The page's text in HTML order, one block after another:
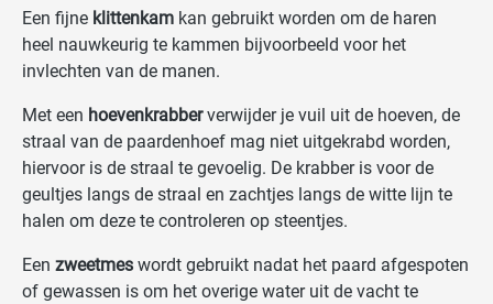
Een fijne klittenkam kan gebruikt worden om de haren
heel nauwkeurig te kammen bijvoorbeeld voor het
invlechten van de manen.
Met een hoevenkrabberverwijder je vuil uit de hoeven, de
straal van de paardenhoef mag niet uitgekrabd worden,
hiervoor is de straal te gevoelig. De krabber is voor de
geultjes langs de straal en zachtjes langs de witte lijn te
halen om deze te controleren op steentjes.
Een zweetmes wordt gebruikt nadat het paard afgespoten
of gewassen is om het overige water uit de vacht te